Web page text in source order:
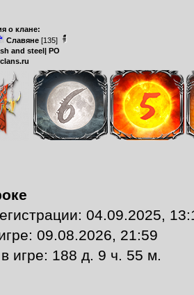
о клане:
Славяне[135]
and steel| РО
04.09.2025,
09.08.2026, 21:59
игре: 188 д. 9 ч. 55 м.